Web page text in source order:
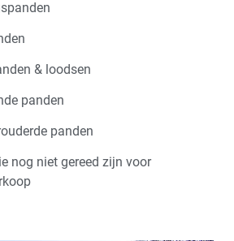
& loodsen
panden
panden
nog niet gereed zijn voor